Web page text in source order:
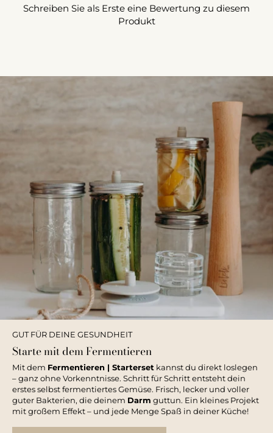
Schreiben Sie als Erste eine Bewertung zu diesem
Produkt
GUT FÜR DEINE GESUNDHEIT
Starte mit dem Fermentieren
Mit dem Fermentieren | Starterset kannst du direkt loslegen
– ganz ohne Vorkenntnisse. Schritt für Schritt entsteht dein
erstes selbst fermentiertes Gemüse. Frisch, lecker und voller
guter Bakterien, die deinem Darm guttun. Ein kleines Projekt
mit großem Effekt – und jede Menge Spaß in deiner Küche!